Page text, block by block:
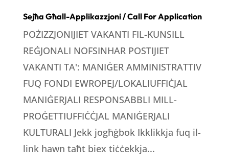
Sejħa Għall-Applikazzjoni / Call For Application
POŻIZZJONIJIET VAKANTI FIL-KUNSILL
REĠJONALI NOFSINHAR POSTIJIET
VAKANTI TA': MANIĠER AMMINISTRATTIV
FUQ FONDI EWROPEJ/LOKALIUFFIĊJAL
MANIĠERJALI RESPONSABBLI MILL-
PROĠETTIUFFIĊĊJAL MANIĠERJALI
KULTURALI Jekk jogħġbok Ikklikkja fuq il-
link hawn taħt biex tiċċekkja...